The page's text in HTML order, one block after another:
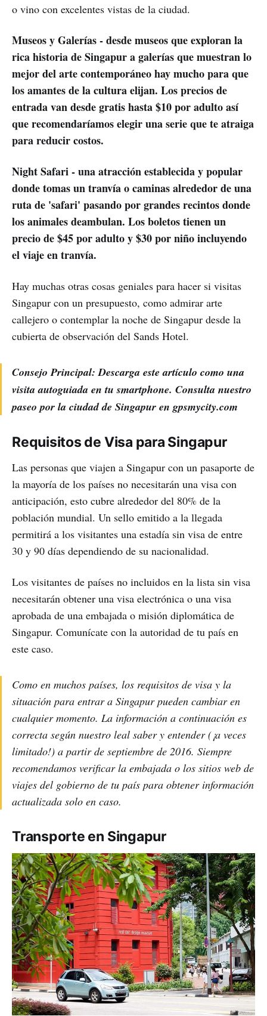
o vino con excelentes vistas de la ciudad.
Museos y Galerías - desde museos que exploran la
rica historia de Singapur a galerías que muestran lo
mejor del arte contemporáneo hay mucho para que
los amantes de la cultura elijan. Los precios de
entrada van desde gratis hasta $10 por adulto así
que recomendaríamos elegir una serie que te atraiga
para reducir costos.
Night Safari - una atracción establecida y popular
donde tomas un tranvía o caminas alrededor de una
ruta de 'safari' pasando por grandes recintos donde
los animales deambulan. Los boletos tienen un
precio de $45 por adulto y $30 por niño incluyendo
el viaje en tranvía.
Hay muchas otras cosas geniales para hacer si visitas
Singapur con un presupuesto, como admirar arte
callejero o contemplar la noche de Singapur desde la
cubierta de observación del Sands Hotel.
Consejo Principal: Descarga este artículo como una
visita autoguiada en tu smartphone. Consulta nuestro
paseo por la ciudad de Singapur en gpsmycity.com
Requisitos de Visa para Singapur
Las personas que viajen a Singapur con un pasaporte de
la mayoría de los países no necesitarán una visa con
anticipación, esto cubre alrededor del 80% de la
población mundial. Un sello emitido a la llegada
permitirá a los visitantes una estadía sin visa de entre
30 y 90 días dependiendo de su nacionalidad.
Los visitantes de países no incluidos en la lista sin visa
necesitarán obtener una visa electrónica o una visa
aprobada de una embajada o misión diplomática de
Singapur. Comunícate con la autoridad de tu país en
este caso.
Como en muchos países, los requisitos de visa y la
situación para entrar a Singapur pueden cambiar en
cualquier momento. La información a continuación es
correcta según nuestro leal saber y entender (¡a veces
limitado!) a partir de septiembre de 2016. Siempre
recomendamos verificar la embajada o los sitios web de
viajes del gobierno de tu país para obtener información
actualizada solo en caso.
Transporte en Singapur